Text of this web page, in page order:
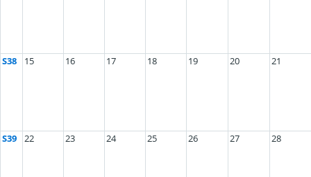
S38 15 16 17 18 19 20 21
S39 22 23 24 25 26 27 28